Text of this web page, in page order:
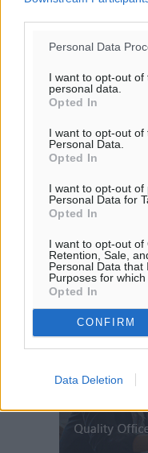
Personal Data
I want to opt-out
personal data.
Opted In
I want to opt-out of
Personal Data.
Opted In
I want to opt-out of
Personal Data for
Opted In
I want to opt-out of
Retention, Sale,
Personal Data that
Purposes for which
Opted In
CONFIRM
Data Deletion